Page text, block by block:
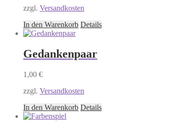
zzgl. Versandkosten
In den Warenkorb Details
Gedankenpaar
1,00 €
zzgl. Versandkosten
In den Warenkorb Details